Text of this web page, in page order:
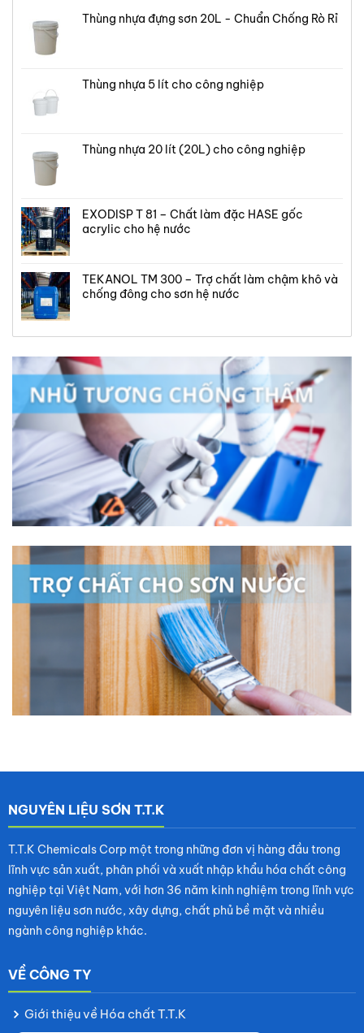
Thùng nhựa đựng sơn 20L - Chuẩn Chống Rò Rỉ
Thùng nhựa 5 lít cho công nghiệp
Thùng nhựa 20 lít (20L) cho công nghiệp
EXODISP T 81 – Chất làm đặc HASE gốc
acrylic cho hệ nước
TEKANOL TM 300 – Trợ chất làm chậm khô và
chống đông cho sơn hệ nước
NGUYÊN LIỆU SƠN T.T.K
T.T.K Chemicals Corp một trong những đơn vị hàng đầu trong
lĩnh vực sản xuất, phân phối và xuất nhập khẩu hóa chất công
nghiệp tại Việt Nam, với hơn 36 năm kinh nghiệm trong lĩnh vực
nguyên liệu sơn nước, xây dựng, chất phủ bề mặt và nhiều
ngành công nghiệp khác.
VỀ CÔNG TY
Giới thiệu về Hóa chất T.T.K